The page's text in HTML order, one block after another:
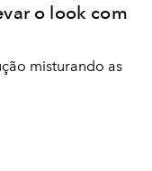
o look com
misturando as